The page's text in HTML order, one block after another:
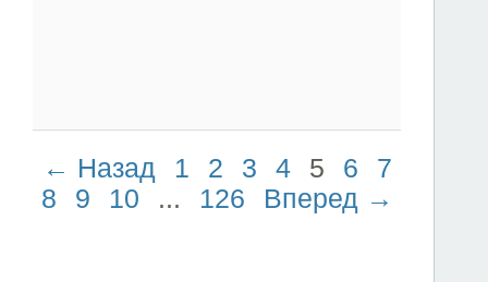
← Назад 1 2 3 4 5 6
7
8
9 10 ... 126 Вперед →